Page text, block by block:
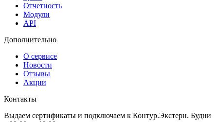
Отчетность
Модули
API
Дополнительно
О сервисе
Новости
Отзывы
Акции
Контакты
Выдаем сертификаты и подключаем к Контур.Экстерн. Будни